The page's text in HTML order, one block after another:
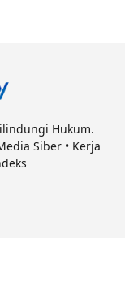
Hukum.
Siber • Kerja